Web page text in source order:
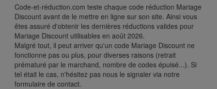
Code-et-réduction.com teste chaque code réduction Mariage
Discount avant de le mettre en ligne sur son site. Ainsi vous
êtes assuré d'obtenir les dernières réductions valides pour
Mariage Discount utilisables en août 2026.
Malgré tout, il peut arriver qu'un code Mariage Discount ne
fonctionne pas ou plus, pour diverses raisons (retrait
prématuré par le marchand, nombre de codes épuisé...). Si
tel était le cas, n'hésitez pas nous le signaler via notre
formulaire de contact.